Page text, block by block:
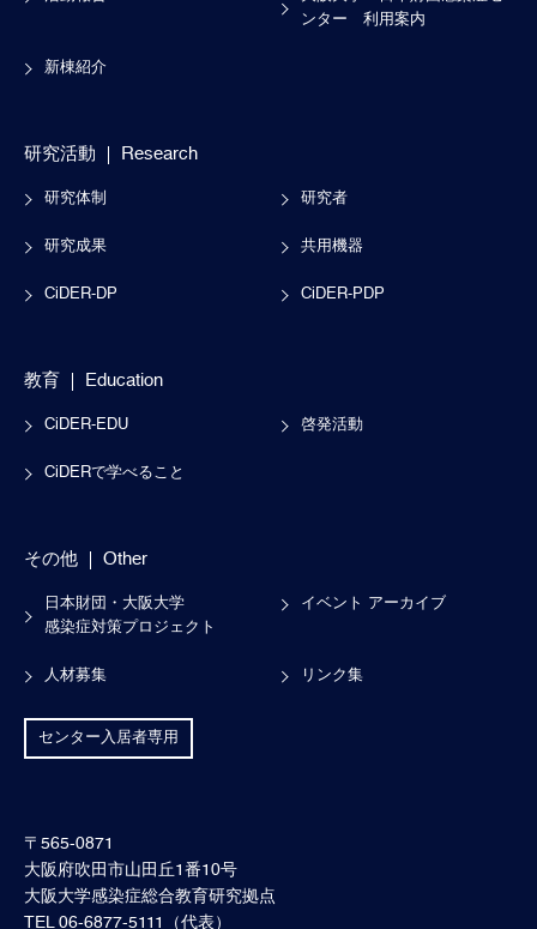
ンター 利用案内
新棟紹介
研究活動 Research
研究体制 研究者
研究成果 共用機器
CiDER-DP CiDER-PDP
教育 Education
CiDER-EDU 啓発活動
CiDERで学べること
その他 Other
日本財団・大阪大学
感染症対策プロジェクト
イベント アーカイブ
人材募集 リンク集
センター入居者専用
〒565-0871
大阪府吹田市山田丘1番10号
大阪大学感染症総合教育研究拠点
TEL 06-6877-5111（代表）